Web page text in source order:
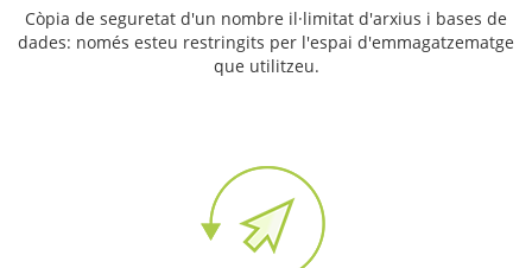
Còpia de seguretat d'un nombre il·limitat d'arxius i bases de
dades: només esteu restringits per l'espai d'emmagatzematge
que utilitzeu.